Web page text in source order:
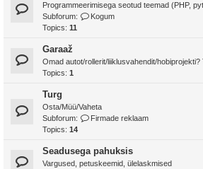
Programmeerimisega seotud teemad (PHP,
Subforum:
Kogum
Topics: 11
Garaaž
Omad autot/rollerit/liiklusvahendit/hobiprojekti?
Topics: 1
Turg
Osta/Müü/Vaheta
Subforum:
Firmade reklaam
Topics: 14
Seadusega pahuksis
Vargused, petuskeemid, ülelaskmised